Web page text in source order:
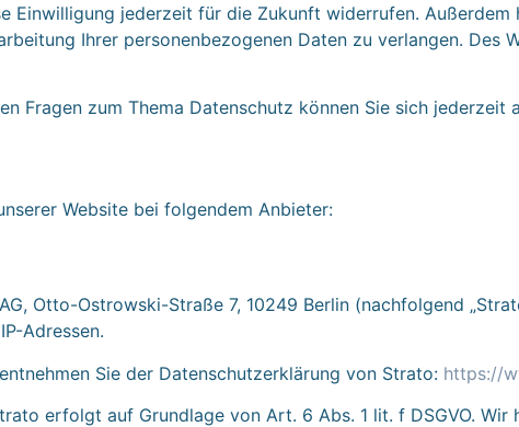
Einwilligung jederzeit für die Zukunft widerrufen.
Ihrer personenbezogenen Daten zu verlangen. Des
Fragen zum Thema Datenschutz können Sie sich jederzeit
Website bei folgendem Anbieter:
Otto-Ostrowski-Straße 7, 10249 Berlin (nachfolgend
Adressen.
Sie der Datenschutzerklärung von Strato: https://
erfolgt auf Grundlage von Art. 6 Abs. 1 lit. f DSGVO.